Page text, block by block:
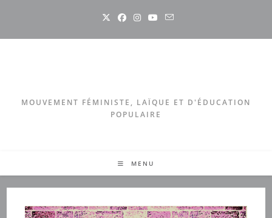
content
MOUVEMENT FÉMINISTE, LAÏQUE ET D'ÉDUCATION
POPULAIRE
MENU